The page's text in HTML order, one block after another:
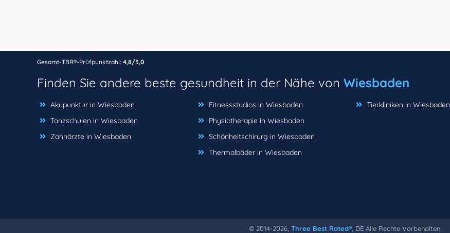
Gesamt-TBR®-Prüfpunktzahl: 4,8/5,0
Finden Sie andere beste gesundheit in der Nähe von Wiesbaden
Akupunktur in Wiesbaden
Tanzschulen in Wiesbaden
Zahnärzte in Wiesbaden
Fitnessstudios in Wiesbaden
Physiotherapie in Wiesbaden
Schönheitschirurg in Wiesbaden
Thermalbäder in Wiesbaden
Tierkliniken in Wiesbaden
© 2014-2026, Three Best Rated®, DE Alle Rechte Vorbehalten.